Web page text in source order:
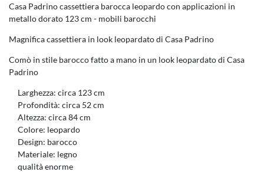
Casa Padrino cassettiera barocca leopardo con applicazioni in
metallo dorato 123 cm - mobili barocchi
Magnifica cassettiera in look leopardato di Casa Padrino
Comò in stile barocco fatto a mano in un look leopardato di Casa
Padrino
Larghezza: circa 123 cm
Profondità: circa 52 cm
Altezza: circa 84 cm
Colore: leopardo
Design: barocco
Materiale: legno
qualità enorme